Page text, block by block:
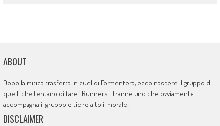
ABOUT
Dopo la mitica trasferta in quel di Formentera, ecco nascere il gruppo di
quelli che tentano di fare i Runners… tranne uno che ovviamente
accompagna il gruppo e tiene alto il morale!
DISCLAIMER